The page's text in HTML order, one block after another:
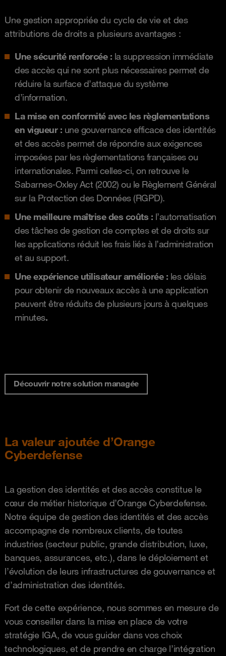
Une gestion appropriée du cycle de vie et des
attributions de droits a plusieurs avantages :
Une sécurité renforcée : la suppression immédiate
des accès qui ne sont plus nécessaires permet de
réduire la surface d’attaque du système
d’information.
La mise en conformité avec les règlementations
en vigueur : une gouvernance efficace des identités
et des accès permet de répondre aux exigences
imposées par les règlementations françaises ou
internationales. Parmi celles-ci, on retrouve le
Sabarnes-Oxley Act (2002) ou le Règlement Général
sur la Protection des Données (RGPD).
Une meilleure maîtrise des coûts : l’automatisation
des tâches de gestion de comptes et de droits sur
les applications réduit les frais liés à l’administration
et au support.
Une expérience utilisateur améliorée : les délais
pour obtenir de nouveaux accès à une application
peuvent être réduits de plusieurs jours à quelques
minutes.
Découvrir notre solution managée
La valeur ajoutée d’Orange
Cyberdefense
La gestion des identités et des accès constitue le
cœur de métier historique d’Orange Cyberdefense.
Notre équipe de gestion des identités et des accès
accompagne de nombreux clients, de toutes
industries (secteur public, grande distribution, luxe,
banques, assurances, etc.), dans le déploiement et
l’évolution de leurs infrastructures de gouvernance et
d’administration des identités.
Fort de cette expérience, nous sommes en mesure de
vous conseiller dans la mise en place de votre
stratégie IGA, de vous guider dans vos choix
technologiques, et de prendre en charge l’intégration